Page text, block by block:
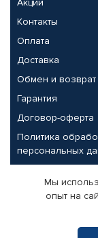
Контакты
Оплата
Доставка
Обмен и возврат
Гарантия
Договор-оферта
Политика
персональных
Партнерам
Корпоративным
Поставщикам
Мы
опыт на